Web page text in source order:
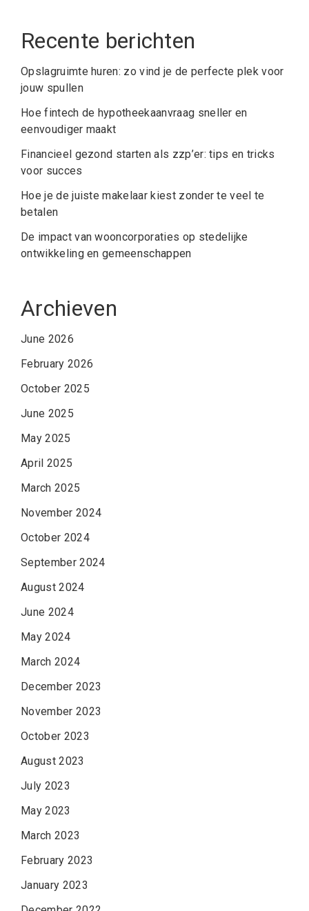
Recente berichten
Opslagruimte huren: zo vind je de perfecte plek voor
jouw spullen
Hoe fintech de hypotheekaanvraag sneller en
eenvoudiger maakt
Financieel gezond starten als zzp’er: tips en tricks
voor succes
Hoe je de juiste makelaar kiest zonder te veel te
betalen
De impact van wooncorporaties op stedelijke
ontwikkeling en gemeenschappen
Archieven
June 2026
February 2026
October 2025
June 2025
May 2025
April 2025
March 2025
November 2024
October 2024
September 2024
August 2024
June 2024
May 2024
March 2024
December 2023
November 2023
October 2023
August 2023
July 2023
May 2023
March 2023
February 2023
January 2023